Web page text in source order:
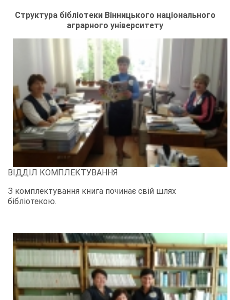
Структура бібліотеки Вінницького національного
аграрного університету
ВІДДІЛ КОМПЛЕКТУВАННЯ
З комплектування книга починає свій шлях
бібліотекою.